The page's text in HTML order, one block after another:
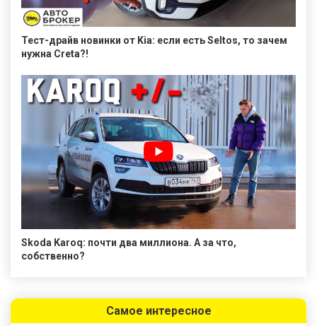
Тест-драйв новинки от Kia: если есть Seltos, то зачем
нужна Creta?!
Skoda Karoq: почти два миллиона. А за что,
собственно?
Самое интересное